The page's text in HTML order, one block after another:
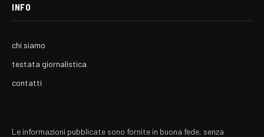
INFO
chi siamo
testata giornalistica
contatti
Le informazioni pubblicate sono fornite in buona fede, senza